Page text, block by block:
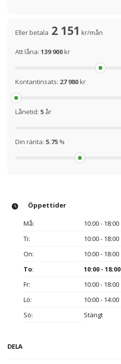
Eller betala 2 151 kr/mån
Att låna: 139 900kr
Kontantinsats: 27 980kr
Lånetid: 5 år
Din ränta: 5.75 %
Öppettider
Må:
10:00 - 18:00
Ti:
10:00 - 18:00
On:
10:00 - 18:00
To:
10:00 - 18:00
Fr:
10:00 - 18:00
Lö:
10:00 - 14:00
Sö:
Stängt
DELA